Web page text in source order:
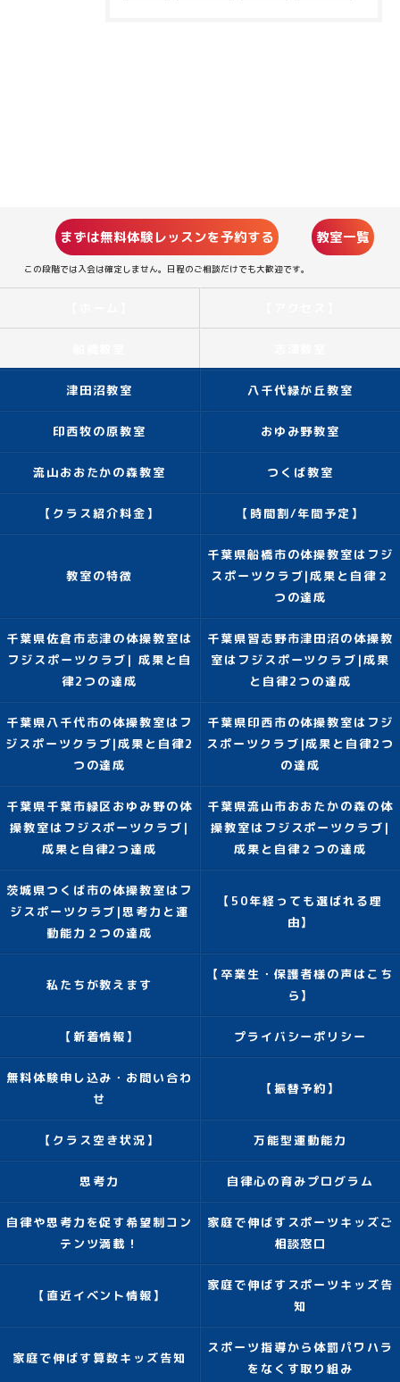
まずは無料体験レッスンを予約する
この段階では入会は確定しません。日程のご相談だけでも大歓迎です。
教室一覧
津田沼教室 八千代緑が丘教室
印西牧の原教室 おゆみ野教室
流山おおたかの森教室 つくば教室
【クラス紹介料金】 【時間割/年間予定】
教室の特徴
千葉県船橋市の体操教室はフジ
スポーツクラブ|成果と自律２
つの達成
千葉県佐倉市志津の体操教室は
フジスポーツクラブ| 成果と自
律2つの達成
千葉県習志野市津田沼の体操教
室はフジスポーツクラブ|成果
と自律2つの達成
千葉県八千代市の体操教室はフ
ジスポーツクラブ|成果と自律2
つの達成
千葉県印西市の体操教室はフジ
スポーツクラブ|成果と自律2つ
の達成
千葉県千葉市緑区おゆみ野の体
操教室はフジスポーツクラブ|
成果と自律2つ達成
千葉県流山市おおたかの森の体
操教室はフジスポーツクラブ|
成果と自律２つの達成
茨城県つくば市の体操教室はフ
ジスポーツクラブ|思考力と運
動能力２つの達成
【50年経っても選ばれる理
由】
私たちが教えます
【卒業生・保護者様の声はこち
ら】
【新着情報】 プライバシーポリシー
無料体験申し込み・お問い合わ
せ
【振替予約】
【クラス空き状況】 万能型運動能力
思考力 自律心の育みプログラム
自律や思考力を促す希望制コン
テンツ満載！
家庭で伸ばすスポーツキッズご
相談窓口
【直近イベント情報】
家庭で伸ばすスポーツキッズ告
知
家庭で伸ばす算数キッズ告知
スポーツ指導から体罰パワハラ
をなくす取り組み